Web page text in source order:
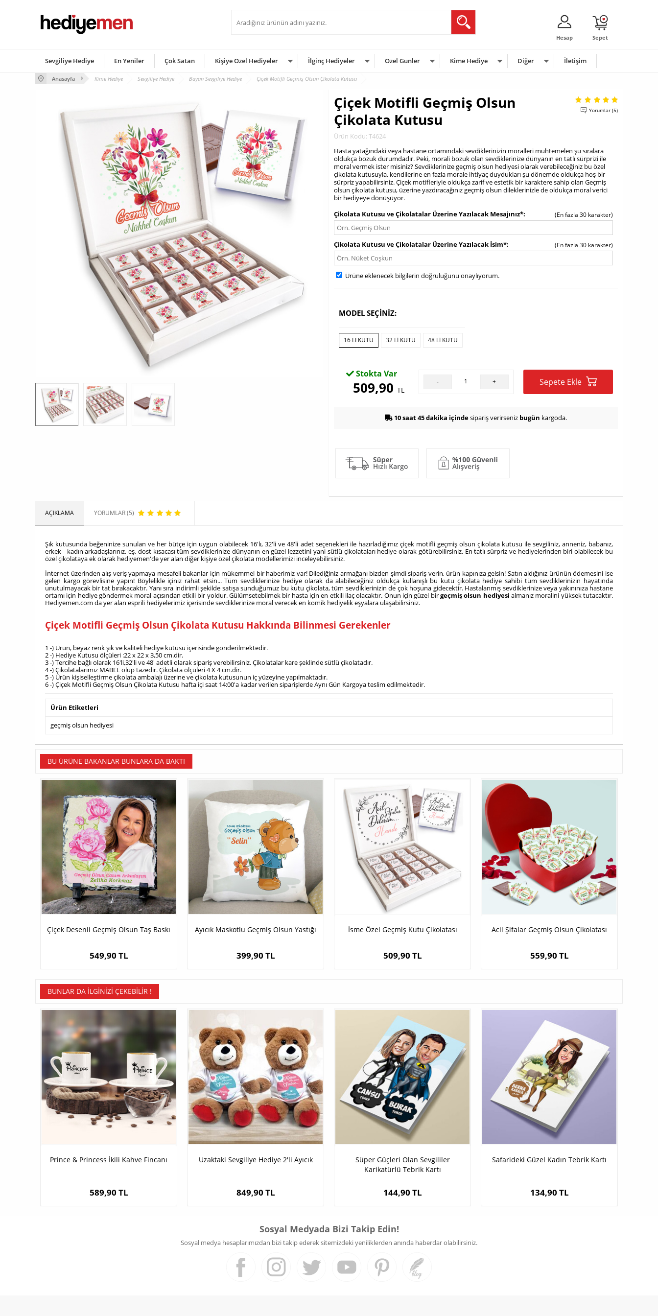
Sepet
Hesap
Sevgiliye Hediye En Yeniler Çok Satan Kişiye Özel Hediyeler İlginç Hediyeler Özel Günler Kime Hediye Diğer İletişim
Anasayfa Kime Hediye Sevgiliye Hediye Bayan Sevgiliye Hediye Çiçek Motifli Geçmiş Olsun Çikolata Kutusu
Çiçek Motifli Geçmiş Olsun
Çikolata Kutusu
Ürün Kodu: T4624
Yorumlar (5)
Hasta yatağındaki veya hastane ortamındaki sevdiklerinizin moralleri muhtemelen şu sıralara
oldukça bozuk durumdadır. Peki, morali bozuk olan sevdiklerinize dünyanın en tatlı sürprizi ile
moral vermek ister misiniz? Sevdiklerinize geçmiş olsun hediyesi olarak verebileceğiniz bu özel
çikolata kutusuyla, kendilerine en fazla morale ihtiyaç duydukları şu dönemde oldukça hoş bir
sürpriz yapabilirsiniz. Çiçek motifleriyle oldukça zarif ve estetik bir karaktere sahip olan Geçmiş
olsun çikolata kutusu, üzerine yazdıracağınız geçmiş olsun dileklerinizle de oldukça moral verici
bir hediyeye dönüşüyor.
Çikolata Kutusu ve Çikolatalar Üzerine Yazılacak Mesajınız*
(En fazla 30 karakter)
Çikolata Kutusu ve Çikolatalar Üzerine Yazılacak İsim* (En fazla 30 karakter)
Ürüne eklenecek bilgilerin doğruluğunu onaylıyorum.
MODEL SEÇİNİZ:
16 LI KUTU 32 LI KUTU 48 LI KUTU
Stokta Var
509,90TL
- + Sepete Ekle
10 saat 45 dakika içindesipariş verirseniz bugün kargoda.
AÇIKLAMA YORUMLAR (5)
Şık kutusunda beğeninize sunulan ve her bütçe için uygun olabilecek 16'lı, 32'li ve 48'li adet seçenekleri ile hazırladığımız çiçek motifli geçmiş olsun çikolata kutusu ile sevgiliniz, anneniz, babanız,
erkek - kadın arkadaşlarınız, eş, dost kısacası tüm sevdiklerinize dünyanın en güzel lezzetini yani sütlü çikolataları hediye olarak götürebilirsiniz. En tatlı sürpriz ve hediyelerinden biri olabilecek bu
özel çikolataya ek olarak hediyemen'de yer alan diğer kişiye özel çikolata modellerimizi inceleyebilirsiniz.
İnternet üzerinden alış veriş yapmaya mesafeli bakanlar için mükemmel bir haberimiz var! Dilediğiniz armağanı bizden şimdi sipariş verin, ürün kapınıza gelsin! Satın aldığınız ürünün ödemesini ise
gelen kargo görevlisine yapın! Böylelikle içiniz rahat etsin... Tüm sevdiklerinize hediye olarak da alabileceğiniz oldukça kullanışlı bu kutu çikolata hediye sahibi tüm sevdiklerinizin hayatında
unutulmayacak bir tat bırakacaktır. Yanı sıra indirimli şekilde satışa sunduğumuz bu kutu çikolata, tüm sevdiklerinizin de çok hoşuna gidecektir. Hastalanmış sevdiklerinize veya yakınınıza hastane
ortamı için hediye göndermek moral açısından etkili bir yoldur. Gülümsetebilmek bir hasta için en etkili ilaç olacaktır. Onun için güzel birgeçmiş olsun hediyesi almanız moralini yüksek tutacaktır.
Hediyemen.com da yer alan esprili hediyelerimiz içerisinde sevdiklerinize moral verecek en komik hediyelik eşyalara ulaşabilirsiniz.
Çiçek Motifli Geçmiş Olsun Çikolata Kutusu Hakkında Bilinmesi Gerekenler
1 -) Ürün, beyaz renk şık ve kaliteli hediye kutusu içerisinde gönderilmektedir.
2 -) Hediye Kutusu ölçüleri :22 x 22 x 3,50 cm.dir.
3 -) Tercihe bağlı olarak 16'li,32'li ve 48' adetli olarak sipariş verebilirsiniz. Çikolatalar kare şeklinde sütlü çikolatadır.
4 -) Çikolatalarımız MABEL olup tazedir. Çikolata ölçüleri 4 X 4 cm.dir.
5 -) Ürün kişiselleştirme çikolata ambalajı üzerine ve çikolata kutusunun iç yüzeyine yapılmaktadır.
6 -) Çiçek Motifli Geçmiş Olsun Çikolata Kutusu hafta içi saat 14:00'a kadar verilen siparişlerde Aynı Gün Kargoya teslim edilmektedir.
Ürün Etiketleri
geçmiş olsun hediyesi
BU ÜRÜNE BAKANLAR BUNLARA DA BAKTI
Çiçek Desenli Geçmiş Olsun Taş Baskı
549,90 TL
Ayıcık Maskotlu Geçmiş Olsun Yastığı
399,90 TL
İsme Özel Geçmiş Kutu Çikolatası
509,90 TL
Acil Şifalar Geçmiş Olsun Çikolatası
559,90 TL
BUNLAR DA İLGINIZI ÇEKEBILIR !
Prince & Princess İkili Kahve Fincanı
589,90 TL
Uzaktaki Sevgiliye Hediye 2'li Ayıcık
849,90 TL
Süper Güçleri Olan Sevgililer
Karikatürlü Tebrik Kartı
144,90 TL
Safarideki Güzel Kadın Tebrik Kartı
134,90 TL
Sosyal Medyada Bizi Takip Edin!
Sosyal medya hesaplarımızdan bizi takip ederek sitemizdeki yeniliklerden anında haberdar olabilirsiniz.